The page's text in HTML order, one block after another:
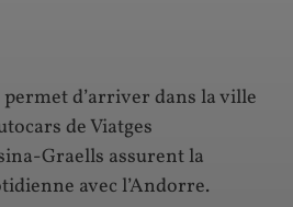
permet d’arriver dans la ville
de Viatges
Graells assurent la
avec l’Andorre.